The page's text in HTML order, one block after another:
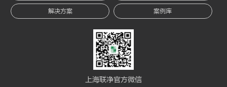
解决方案 案例库
上海联净官方微信